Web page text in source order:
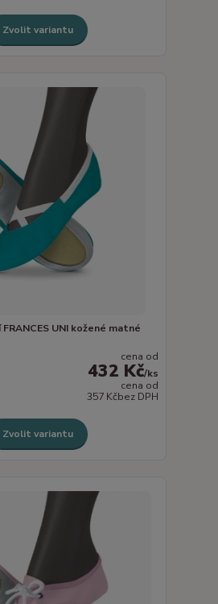
Zvolit variantu
UNI kožené matné
cena od
432 Kč/ks
cena od
357 Kčbez DPH
Zvolit variantu